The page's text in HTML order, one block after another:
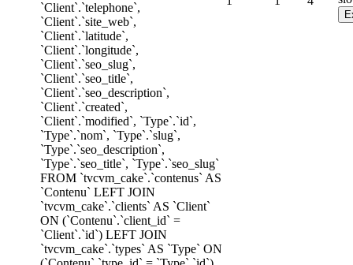
`Client`.`telephone`,
`Client`.`site_web`,
`Client`.`latitude`,
`Client`.`longitude`,
`Client`.`seo_slug`,
`Client`.`seo_title`,
`Client`.`seo_description`,
`Client`.`created`,
`Client`.`modified`, `Type`.`id`,
`Type`.`nom`, `Type`.`slug`,
`Type`.`seo_description`,
`Type`.`seo_title`, `Type`.`seo_slug`
FROM `tvcvm_cake`.`contenus` AS
`Contenu` LEFT JOIN
`tvcvm_cake`.`clients` AS `Client`
ON (`Contenu`.`client_id` =
`Client`.`id`) LEFT JOIN
`tvcvm_cake`.`types` AS `Type` ON